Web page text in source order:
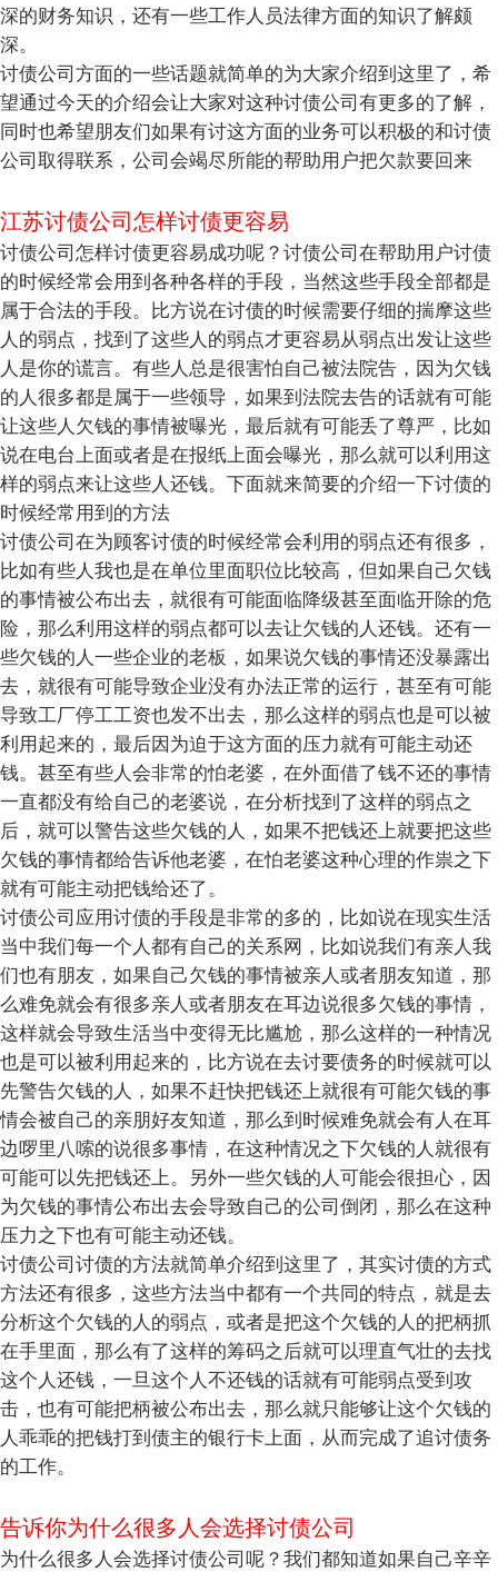
深的财务知识，还有一些工作人员法律方面的知识了解颇
深。
讨债公司方面的一些话题就简单的为大家介绍到这里了，希
望通过今天的介绍会让大家对这种讨债公司有更多的了解，
同时也希望朋友们如果有讨这方面的业务可以积极的和讨债
公司取得联系，公司会竭尽所能的帮助用户把欠款要回来
江苏讨债公司怎样讨债更容易
讨债公司怎样讨债更容易成功呢？讨债公司在帮助用户讨债
的时候经常会用到各种各样的手段，当然这些手段全部都是
属于合法的手段。比方说在讨债的时候需要仔细的揣摩这些
人的弱点，找到了这些人的弱点才更容易从弱点出发让这些
人是你的谎言。有些人总是很害怕自己被法院告，因为欠钱
的人很多都是属于一些领导，如果到法院去告的话就有可能
让这些人欠钱的事情被曝光，最后就有可能丢了尊严，比如
说在电台上面或者是在报纸上面会曝光，那么就可以利用这
样的弱点来让这些人还钱。下面就来简要的介绍一下讨债的
时候经常用到的方法
讨债公司在为顾客讨债的时候经常会利用的弱点还有很多，
比如有些人我也是在单位里面职位比较高，但如果自己欠钱
的事情被公布出去，就很有可能面临降级甚至面临开除的危
险，那么利用这样的弱点都可以去让欠钱的人还钱。还有一
些欠钱的人一些企业的老板，如果说欠钱的事情还没暴露出
去，就很有可能导致企业没有办法正常的运行，甚至有可能
导致工厂停工工资也发不出去，那么这样的弱点也是可以被
利用起来的，最后因为迫于这方面的压力就有可能主动还
钱。甚至有些人会非常的怕老婆，在外面借了钱不还的事情
一直都没有给自己的老婆说，在分析找到了这样的弱点之
后，就可以警告这些欠钱的人，如果不把钱还上就要把这些
欠钱的事情都给告诉他老婆，在怕老婆这种心理的作祟之下
就有可能主动把钱给还了。
讨债公司应用讨债的手段是非常的多的，比如说在现实生活
当中我们每一个人都有自己的关系网，比如说我们有亲人我
们也有朋友，如果自己欠钱的事情被亲人或者朋友知道，那
么难免就会有很多亲人或者朋友在耳边说很多欠钱的事情，
这样就会导致生活当中变得无比尴尬，那么这样的一种情况
也是可以被利用起来的，比方说在去讨要债务的时候就可以
先警告欠钱的人，如果不赶快把钱还上就很有可能欠钱的事
情会被自己的亲朋好友知道，那么到时候难免就会有人在耳
边啰里八嗦的说很多事情，在这种情况之下欠钱的人就很有
可能可以先把钱还上。另外一些欠钱的人可能会很担心，因
为欠钱的事情公布出去会导致自己的公司倒闭，那么在这种
压力之下也有可能主动还钱。
讨债公司讨债的方法就简单介绍到这里了，其实讨债的方式
方法还有很多，这些方法当中都有一个共同的特点，就是去
分析这个欠钱的人的弱点，或者是把这个欠钱的人的把柄抓
在手里面，那么有了这样的筹码之后就可以理直气壮的去找
这个人还钱，一旦这个人不还钱的话就有可能弱点受到攻
击，也有可能把柄被公布出去，那么就只能够让这个欠钱的
人乖乖的把钱打到债主的银行卡上面，从而完成了追讨债务
的工作。
告诉你为什么很多人会选择讨债公司
为什么很多人会选择讨债公司呢？我们都知道如果自己辛辛